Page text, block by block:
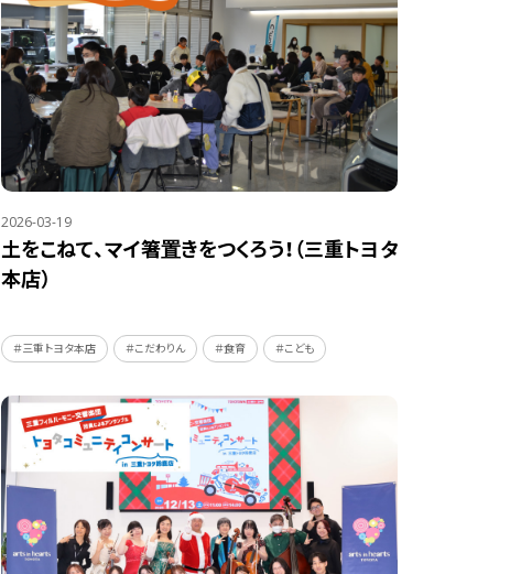
2026-03-19
土をこねて、マイ箸置きをつくろう！（三重トヨタ
本店）
＃三重トヨタ本店 ＃こだわりん ＃食育 ＃こども